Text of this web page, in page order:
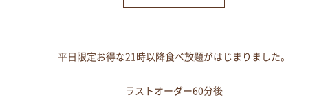
平日限定お得な21時以降食べ放題がはじまりました。
ラストオーダー60分後